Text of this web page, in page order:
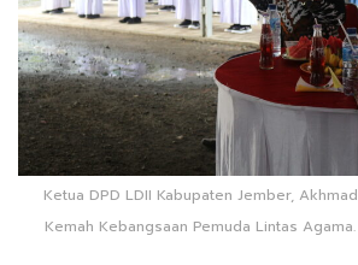
Ketua DPD LDII Kabupaten Jember,
Kemah Kebangsaan Pemuda Lintas